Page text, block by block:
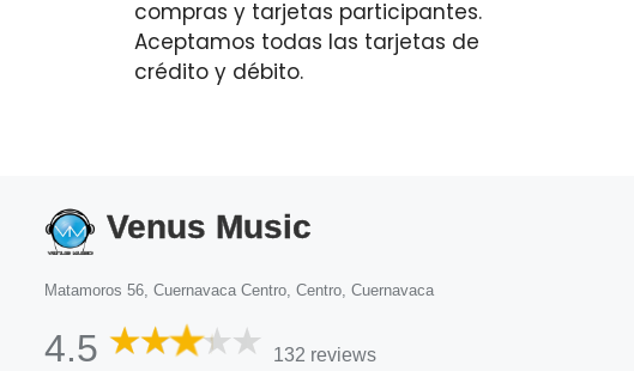
compras y tarjetas participantes.
Aceptamos todas las tarjetas de
crédito y débito.
Venus Music
Matamoros 56, Cuernavaca Centro, Centro, Cuernavaca
4.5 132 reviews